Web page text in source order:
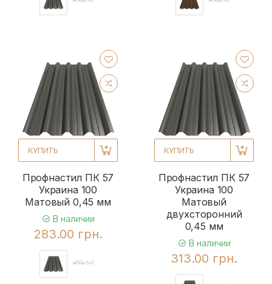
КУПИТЬ
Профнастил ПК 57
Украина 100
Матовый 0,45 мм
В наличии
283.00 грн.
КУПИТЬ
Профнастил ПК 57
Украина 100
Матовый
двухсторонний
0,45 мм
В наличии
313.00 грн.